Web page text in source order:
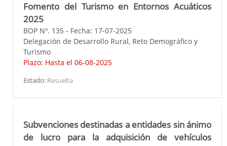
Fomento del Turismo en Entornos Acuáticos
2025
BOP Nº. 135 - Fecha: 17-07-2025
Delegación de Desarrollo Rural, Reto Demográfico y
Turismo
Plazo: Hasta el 06-08-2025
Estado: Resuelta
Subvenciones destinadas a entidades sin ánimo
de lucro para la adquisición de vehículos